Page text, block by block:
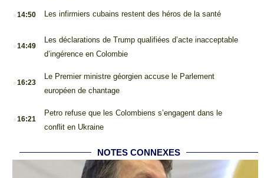
.14:50 Les infirmiers cubains restent des héros de la santé
.14:49
Les déclarations de Trump qualifiées d’acte inacceptable
d’ingérence en Colombie
.16:23
Le Premier ministre géorgien accuse le Parlement
européen de chantage
.16:21
Petro refuse que les Colombiens s’engagent dans le
conflit en Ukraine
NOTES CONNEXES